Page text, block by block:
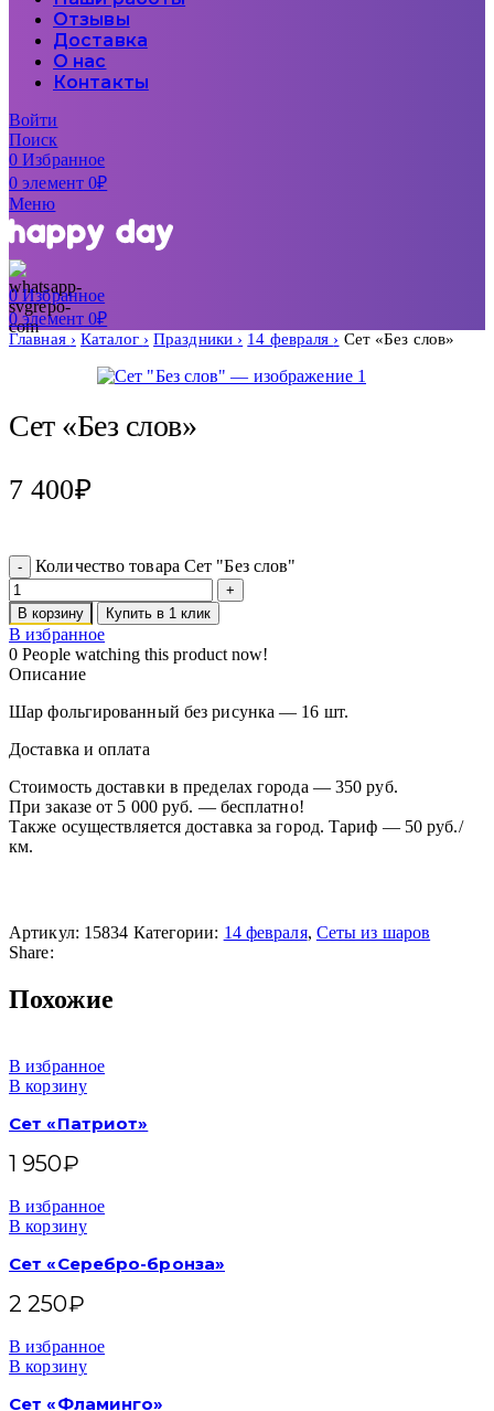
Отзывы
Доставка
О нас
Контакты
Войти
Поиск
0Избранное
0элемент 0₽
Меню
0Избранное
0элемент 0₽
Главная Каталог Праздники 14 февраля Сет «Без слов»
Сет «Без слов»
7 400₽
Количество товара Сет "Без слов"
В корзину Купить в 1 клик
В избранное
0 People watching this product now!
Описание
Шар фольгированный без рисунка — 16 шт.
Доставка и оплата
Стоимость доставки в пределах города — 350 руб.
При заказе от 5 000 руб. — бесплатно!
Также осуществляется доставка за город. Тариф — 50 руб./
км.
Артикул: 15834 Категории: 14 февраля, Сеты из шаров
Share:
Похожие
В избранное
В корзину
Сет «Патриот»
1 950₽
В избранное
В корзину
Сет «Серебро-бронза»
2 250₽
В избранное
В корзину
Сет «Фламинго»